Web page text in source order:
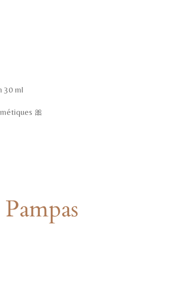
30 ml
🎀